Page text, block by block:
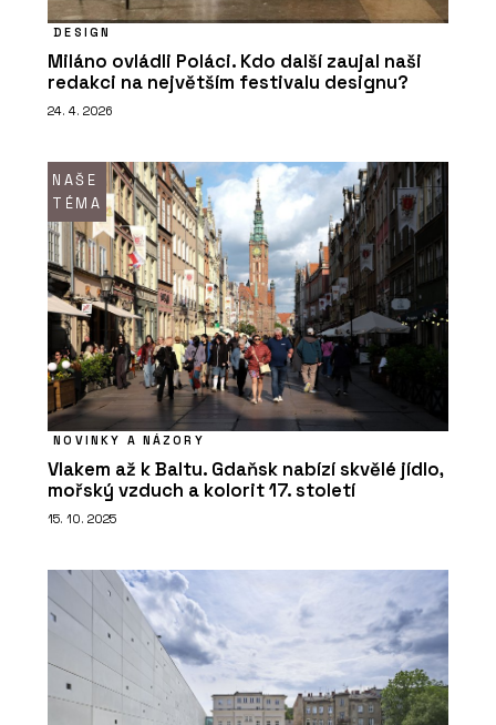
DESIGN
Miláno ovládli Poláci. Kdo další zaujal naši
redakci na největším festivalu designu?
24. 4. 2026
NAŠE
TÉMA
NOVINKY A NÁZORY
Vlakem až k Baltu. Gdaňsk nabízí skvělé jídlo,
mořský vzduch a kolorit 17. století
15. 10. 2025